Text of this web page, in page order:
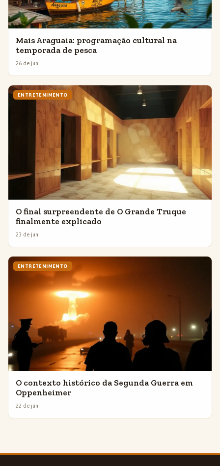
Mais Araguaia: programação cultural na
temporada de pesca
26 de jun.
ENTRETENIMENTO
O final surpreendente de O Grande Truque
finalmente explicado
23 de jun.
ENTRETENIMENTO
O contexto histórico da Segunda Guerra em
Oppenheimer
22 de jun.